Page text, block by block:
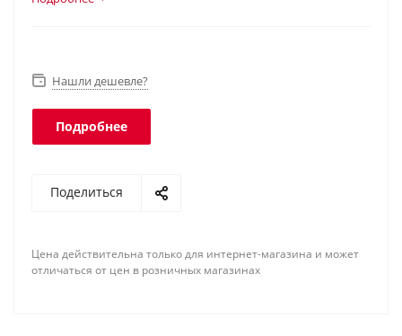
Нашли дешевле?
Подробнее
Поделиться
Цена действительна только для интернет-магазина и может
отличаться от цен в розничных магазинах